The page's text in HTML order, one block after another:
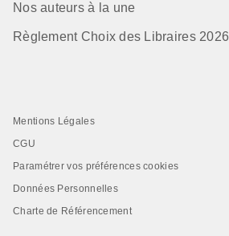
Nos auteurs à la une
Règlement Choix des Libraires 2026
Mentions Légales
CGU
Paramétrer vos préférences cookies
Données Personnelles
Charte de Référencement